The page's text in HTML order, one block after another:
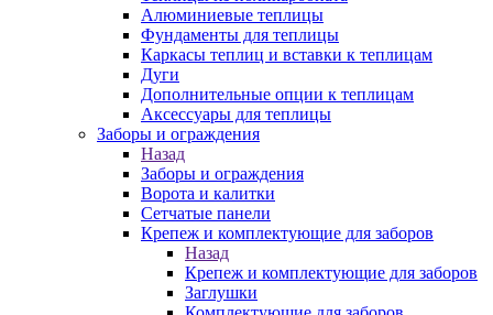
Алюминиевые теплицы
Фундаменты для теплицы
Каркасы теплиц и вставки к теплицам
Дуги
Дополнительные опции к теплицам
Аксессуары для теплицы
Заборы и ограждения
Назад
Заборы и ограждения
Ворота и калитки
Сетчатые панели
Крепеж и комплектующие для заборов
Назад
Крепеж и комплектующие для заборов
Заглушки